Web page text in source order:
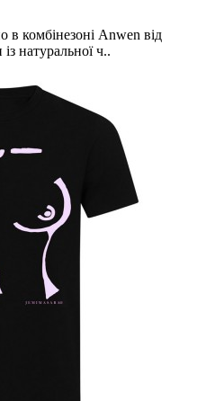
в комбінезоні Anwen від
натуральної ч..